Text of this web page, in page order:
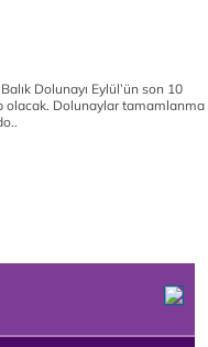
Dolunayı Eylül’ün son 10
olacak. Dolunaylar tamamlanma